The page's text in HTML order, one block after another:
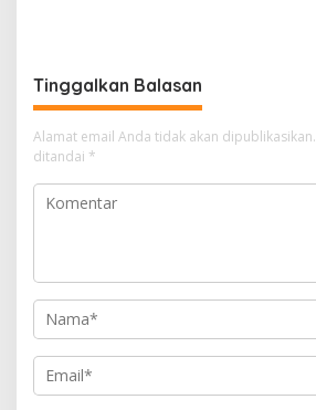
Tinggalkan Balasan
Alamat email Anda tidak akan dipublikasikan.
ditandai *